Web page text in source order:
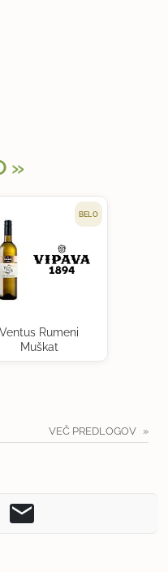
BELO
Ventus Rumeni
Muškat
VEČ PREDLOGOV